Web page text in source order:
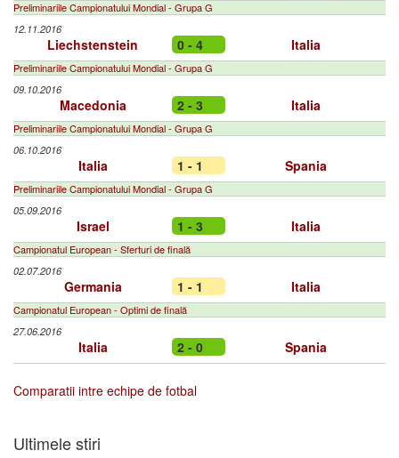
Preliminariile Campionatului Mondial - Grupa G
12.11.2016
Liechstenstein 0 - 4 Italia
Preliminariile Campionatului Mondial - Grupa G
09.10.2016
Macedonia 2 - 3 Italia
Preliminariile Campionatului Mondial - Grupa G
06.10.2016
Italia 1 - 1 Spania
Preliminariile Campionatului Mondial - Grupa G
05.09.2016
Israel 1 - 3 Italia
Campionatul European - Sferturi de finală
02.07.2016
Germania 1 - 1 Italia
Campionatul European - Optimi de finală
27.06.2016
Italia 2 - 0 Spania
Comparatii intre echipe de fotbal
Ultimele stiri